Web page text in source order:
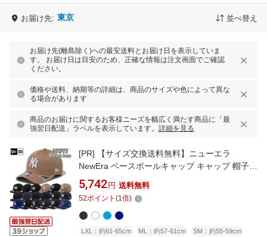
お届け先: 東京 並べ替え
お届け先(離島除く)への最安送料とお届け日を表示していま
す。 お届け日は目安のため、正確な情報は注文画面でご確認
ください。
価格や送料、納期等の詳細は、商品のサイズや色によって異な
る場合があります
商品のお届けに関するお客様ニーズを幅広く満たす商品に「最
強翌日配送」ラベルを表示しています。 詳細を見る
[PR]
【サイズ交換送料無料】ニューエラ
NewEra ベースボールキャップ キャップ 帽子
9FIFTY StretchSnap ニューヨーク ヤンキー
ス ロサンゼルス ドジャース MLB 正規品
9FIFTY-STRETCHSNAP
5,742 円 送料無料
52ポイント (1倍)
LXL：約61-65cm ML：約57-61cm SM：約55-59cm